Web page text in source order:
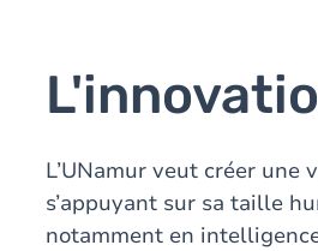
L’UNamur veut créer une
s’appuyant sur sa taille
notamment en